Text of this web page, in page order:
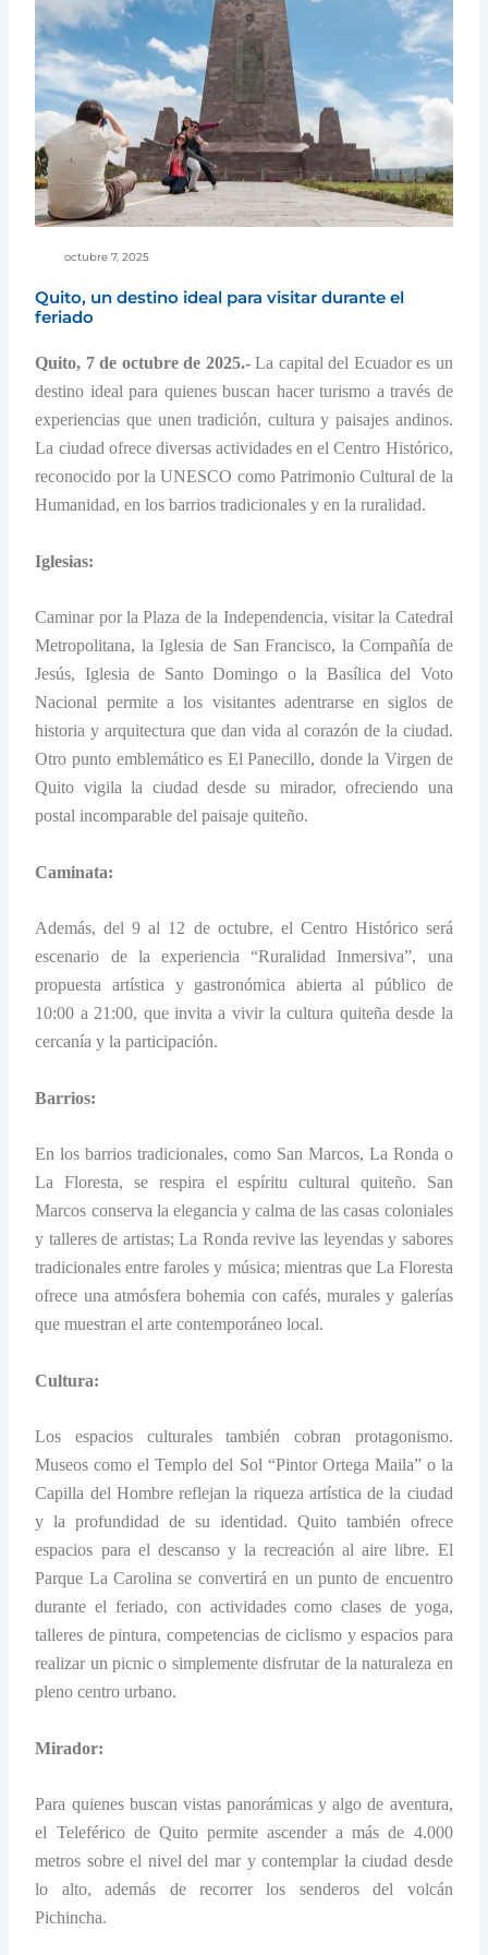
octubre 7, 2025
Quito, un destino ideal para visitar durante el
feriado
Quito, 7 de octubre de 2025.-La capital del Ecuador es un
destino ideal para quienes buscan hacer turismo a través de
experiencias que unen tradición, cultura y paisajes andinos.
La ciudad ofrece diversas actividades en el Centro Histórico,
reconocido por la UNESCO como Patrimonio Cultural de la
Humanidad, en los barrios tradicionales y en la ruralidad.
Iglesias:
Caminar por la Plaza de la Independencia, visitar la Catedral
Metropolitana, la Iglesia de San Francisco, la Compañía de
Jesús, Iglesia de Santo Domingo o la Basílica del Voto
Nacional permite a los visitantes adentrarse en siglos de
historia y arquitectura que dan vida al corazón de la ciudad.
Otro punto emblemático es El Panecillo, donde la Virgen de
Quito vigila la ciudad desde su mirador, ofreciendo una
postal incomparable del paisaje quiteño.
Caminata:
Además, del 9 al 12 de octubre, el Centro Histórico será
escenario de la experiencia “Ruralidad Inmersiva”, una
propuesta artística y gastronómica abierta al público de
10:00 a 21:00, que invita a vivir la cultura quiteña desde la
cercanía y la participación.
Barrios:
En los barrios tradicionales, como San Marcos, La Ronda o
La Floresta, se respira el espíritu cultural quiteño. San
Marcos conserva la elegancia y calma de las casas coloniales
y talleres de artistas; La Ronda revive las leyendas y sabores
tradicionales entre faroles y música; mientras que La Floresta
ofrece una atmósfera bohemia con cafés, murales y galerías
que muestran el arte contemporáneo local.
Cultura:
Los espacios culturales también cobran protagonismo.
Museos como el Templo del Sol “Pintor Ortega Maila” o la
Capilla del Hombre reflejan la riqueza artística de la ciudad
y la profundidad de su identidad. Quito también ofrece
espacios para el descanso y la recreación al aire libre. El
Parque La Carolina se convertirá en un punto de encuentro
durante el feriado, con actividades como clases de yoga,
talleres de pintura, competencias de ciclismo y espacios para
realizar un picnic o simplemente disfrutar de la naturaleza en
pleno centro urbano.
Mirador:
Para quienes buscan vistas panorámicas y algo de aventura,
el Teleférico de Quito permite ascender a más de 4.000
metros sobre el nivel del mar y contemplar la ciudad desde
lo alto, además de recorrer los senderos del volcán
Pichincha.